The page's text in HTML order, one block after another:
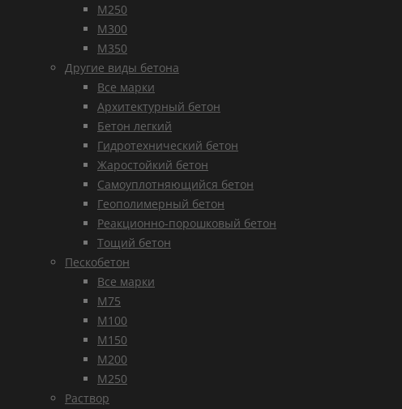
М250
М300
М350
Другие виды бетона
Все марки
Архитектурный бетон
Бетон легкий
Гидротехнический бетон
Жаростойкий бетон
Самоуплотняющийся бетон
Геополимерный бетон
Реакционно-порошковый бетон
Тощий бетон
Пескобетон
Все марки
М75
М100
М150
М200
М250
Раствор